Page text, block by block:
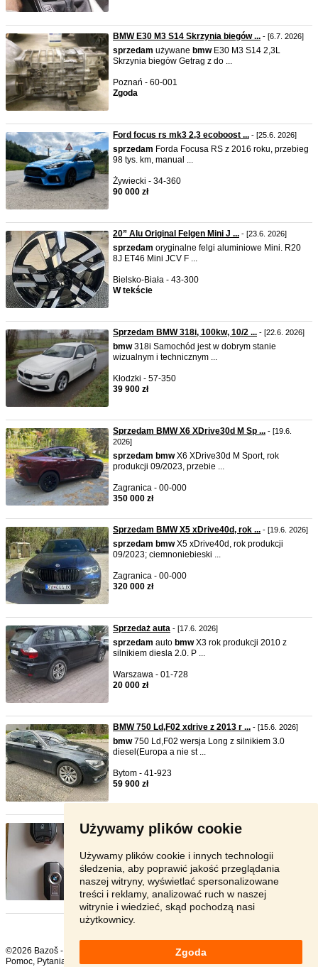
Używamy plików cookie
Używamy plików cookie i innych technologii
śledzenia, aby poprawić jakość przeglądania
naszej witryny, wyświetlać spersonalizowane
treści i reklamy, analizować ruch w naszej
witrynie i wiedzieć, skąd pochodzą nasi
użytkownicy.
Zgoda
BMW E30 M3 S14 Skrzynia biegów ... - [6.7. 2026]
sprzedam używane bmwE30 M3 S14 2,3L
Skrzynia biegów Getrag z do ...
Poznań - 60-001
Zgoda
Ford focus rs mk3 2,3 ecoboost ... - [25.6. 2026]
sprzedam Forda Focusa RS z 2016 roku, przebieg
98 tys. km, manual ...
Żywiecki - 34-360
90 000 zł
20” Alu Original Felgen Mini J ... - [23.6. 2026]
sprzedam oryginalne felgi aluminiowe Mini. R20
8J ET46 Mini JCV F ...
Bielsko-Biała - 43-300
W tekście
Sprzedam BMW 318i, 100kw, 10/2 ... - [22.6. 2026]
bmw318i Samochód jest w dobrym stanie
wizualnym i technicznym ...
Kłodzki - 57-350
39 900 zł
Sprzedam BMW X6 XDrive30d M Sp ... - [19.6.
2026]
sprzedam bmwX6 XDrive30d M Sport, rok
produkcji 09/2023, przebie ...
Zagranica - 00-000
350 000 zł
Sprzedam BMW X5 xDrive40d, rok ... - [19.6. 2026]
sprzedam bmwX5 xDrive40d, rok produkcji
09/2023; ciemnoniebieski ...
Zagranica - 00-000
320 000 zł
Sprzedaż auta - [17.6. 2026]
sprzedam auto bmwX3 rok produkcji 2010 z
silnikiem diesla 2.0. P ...
Warszawa - 01-728
20 000 zł
BMW 750 Ld,F02 xdrive z 2013 r ... - [15.6. 2026]
bmw750 Ld,F02 wersja Long z silnikiem 3.0
diesel(Europa a nie st ...
Bytom - 41-923
59 900 zł
SPRZEDAM- [14.6. 2026]
PEUGEOT -100 ZL. ZA 1 SZT! ( ...
Wejherowski - 84-240
300 zł
©2026 Bazoš -
Pomoc, Pytania Komentarze